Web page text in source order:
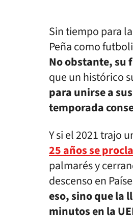
Sin tiempo para
Peña como
No obstante, su
que un histórico
para unirse a
temporada
Y si el 2021 trajo
25 años se
palmarés y
descenso en
eso, sino que la
minutos en la